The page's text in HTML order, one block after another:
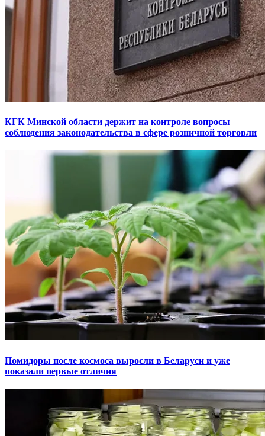
КГК Минской области держит на контроле вопросы
соблюдения законодательства в сфере розничной торговли
Помидоры после космоса выросли в Беларуси и уже
показали первые отличия